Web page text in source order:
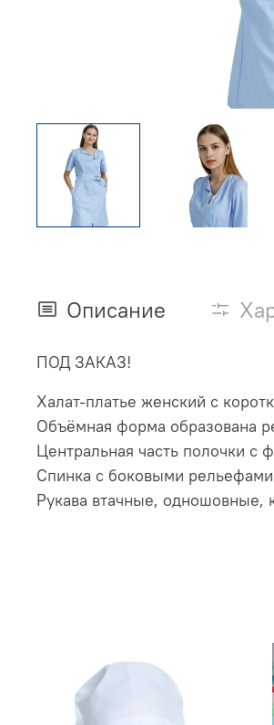
Описание
ПОД ЗАКАЗ!
Халат-платье женский с
Объёмная форма образована
Центральная часть полочки с
Спинка с боковыми
Рукава втачные, одношовные,